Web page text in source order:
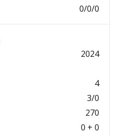
0/0/0
2024
4
3/0
270
0 + 0